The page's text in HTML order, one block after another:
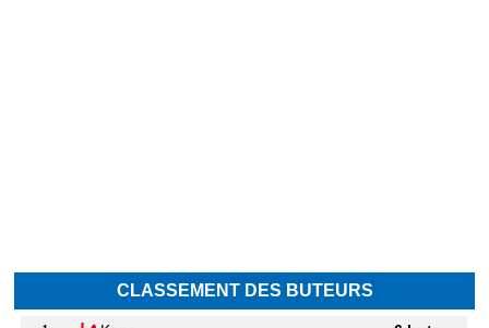
CLASSEMENT DES BUTEURS